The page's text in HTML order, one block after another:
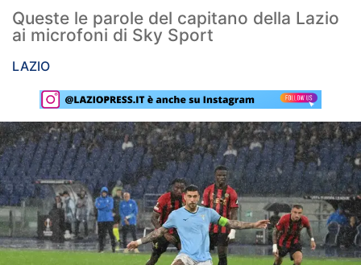
Lazio Women
Social
Calcio
Serie A
Champions League
Europa League
Queste le parole del capitano della Lazio
ai microfoni di Sky Sport
LAZIO